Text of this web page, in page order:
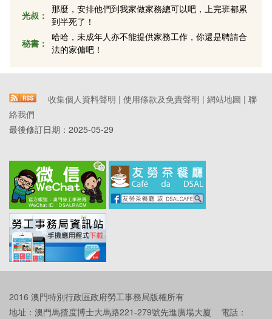
光叔：
那麼，安排他們到我家做家務總可以吧，上完班都累
到半死了！
秘書：
哈哈，未成年人亦不能提供家務工作，你還是聘請合
法的家傭吧！
收集個人資料聲明 | 使用條款及免責聲明 | 網站地圖 | 聯
絡我們
最後修訂日期： 2025-05-29
2016 澳門特別行政區政府勞工事務局版權所有
地址：澳門馬揸度博士大馬路221-279號先進廣場大廈 電話：